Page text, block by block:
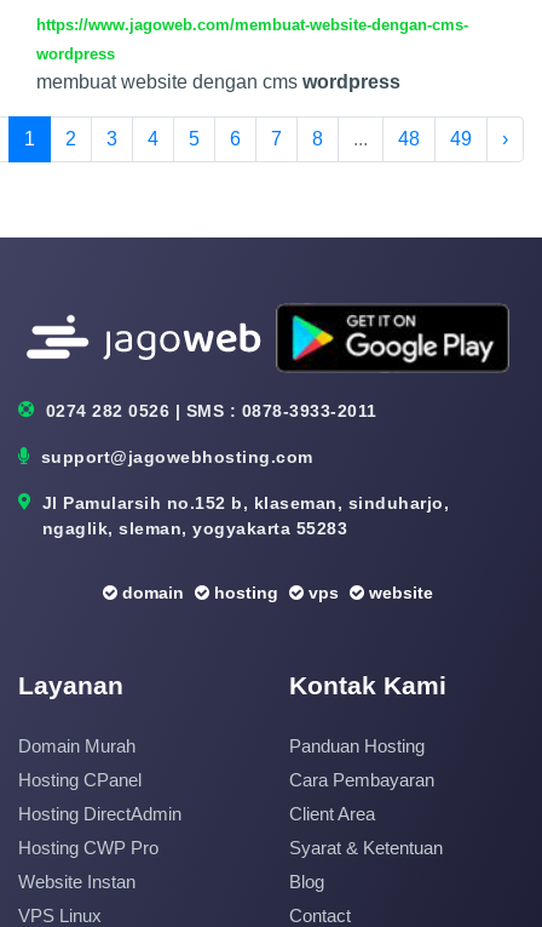
https://www.jagoweb.com/membuat-website-dengan-cms-
wordpress
membuat website dengan cms wordpress
1 2 3 4 5 6 7 8 ... 48 49 ›
0274 282 0526 | SMS : 0878-3933-2011
support@jagowebhosting.com
Jl Pamularsih no.152 b, klaseman, sinduharjo,
ngaglik, sleman, yogyakarta 55283
domain hosting vps website
Layanan
Domain Murah
Hosting CPanel
Hosting DirectAdmin
Hosting CWP Pro
Website Instan
VPS Linux
Kontak Kami
Panduan Hosting
Cara Pembayaran
Client Area
Syarat & Ketentuan
Blog
Contact